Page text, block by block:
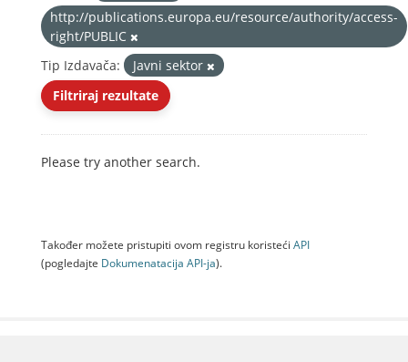
http://publications.europa.eu/resource/authority/access-
right/PUBLIC
Tip Izdavača:
Javni sektor
Filtriraj rezultate
Please try another search.
Također možete pristupiti ovom registru koristeći API
(pogledajte Dokumenаtаcijа API-jа).